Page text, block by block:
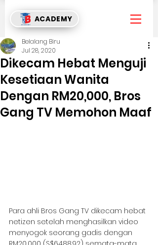
ACADEMY
Dikecam Hebat Menguji
Kesetiaan Wanita
Dengan RM20,000, Bros
Gang TV Memohon Maaf
Belalang Biru
Jul 28, 2020
Para ahli Bros Gang TV dikecam hebat
netizen setelah menghasilkan video
menyogok seorang gadis dengan